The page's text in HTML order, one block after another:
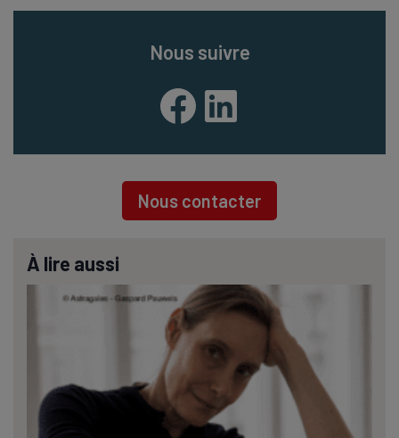
Nous suivre
Facebook LinkedIn
Nous contacter
À lire aussi